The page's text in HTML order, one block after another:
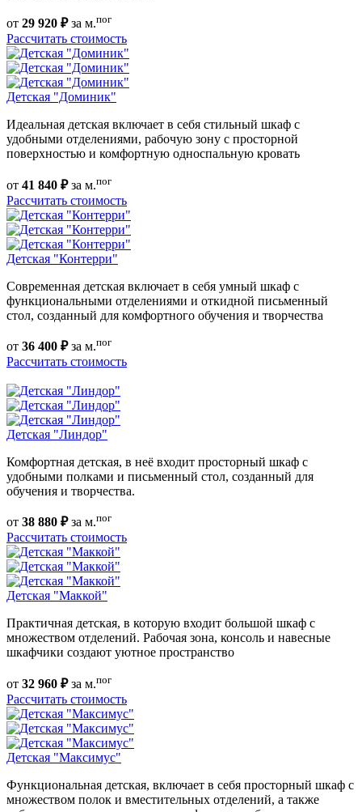
от 29 920 ₽за м.пог
Рассчитать стоимость
Детская "Доминик"
Идеальная детская включает в себя стильный шкаф с
удобными отделениями, рабочую зону с просторной
поверхностью и комфортную односпальную кровать
от 41 840 ₽за м.пог
Рассчитать стоимость
Детская "Контерри"
Современная детская включает в себя умный шкаф с
функциональными отделениями и откидной письменный
стол, созданный для комфортного обучения и творчества
от 36 400 ₽за м.пог
Рассчитать стоимость
Детская "Линдор"
Комфортная детская, в неё входит просторный шкаф с
удобными полками и письменный стол, созданный для
обучения и творчества.
от 38 880 ₽за м.пог
Рассчитать стоимость
Детская "Маккой"
Практичная детская, в которую входит большой шкаф с
множеством отделений. Рабочая зона, консоль и навесные
шкафчики создают уютное пространство
от 32 960 ₽за м.пог
Рассчитать стоимость
Детская "Максимус"
Функциональная детская, включает в себя просторный шкаф с
множеством полок и вместительных отделений, а также